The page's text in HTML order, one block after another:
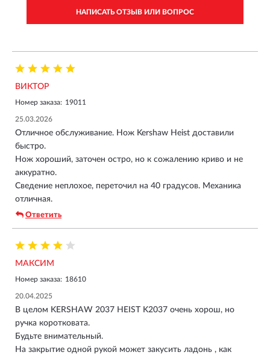
НАПИСАТЬ ОТЗЫВ ИЛИ ВОПРОС
ВИКТОР
Номер заказа: 19011
25.03.2026
Отличное обслуживание. Нож Kershaw Heist доставили
быстро.
Нож хороший, заточен остро, но к сожалению криво и не
аккуратно.
Сведение неплохое, переточил на 40 градусов. Механика
отличная.
Ответить
МАКСИМ
Номер заказа: 18610
20.04.2025
В целом KERSHAW 2037 HEIST K2037 очень хорош, но
ручка коротковата.
Будьте внимательный.
На закрытие одной рукой может закусить ладонь , как